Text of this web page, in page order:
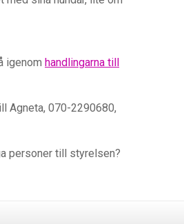
igenom handlingarna till
Agneta, 070-2290680,
personer till styrelsen?